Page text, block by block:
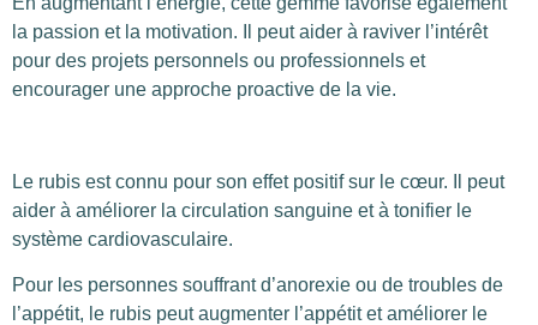
la passion et la motivation. Il peut aider à raviver l’intérêt
pour des projets personnels ou professionnels et
encourager une approche proactive de la vie.
Le rubis est connu pour son effet positif sur le cœur. Il peut
aider à améliorer la circulation sanguine et à tonifier le
système cardiovasculaire.
Pour les personnes souffrant d’anorexie ou de troubles de
l’appétit, le rubis peut augmenter l’appétit et améliorer le